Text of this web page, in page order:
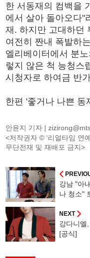
한 서동재의 컴백을
에서 살아 돌아오다"
재. 하지만 고대하던
여전히 짠내 폭발하
엘리베이터에서 분
렇지 않은 척 능청스
시청자로 하여금 반
한편 '좋거나 나쁜 동
안윤지 기자 |
<저작권자 © ‘리얼타임 연
무단전재 및 재배포 금지>
강남 "아
나 청소"
NEXT
강다니엘
[공식]